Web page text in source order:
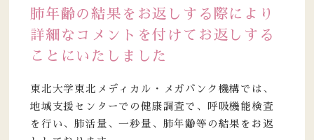
肺年齢の結果をお返しする際により
詳細なコメントを付けてお返しする
ことにいたしました
東北大学東北メディカル・メガバンク機構では、
地域支援センターでの健康調査で、呼吸機能検査
を行い、肺活量、一秒量、肺年齢等の結果をお返